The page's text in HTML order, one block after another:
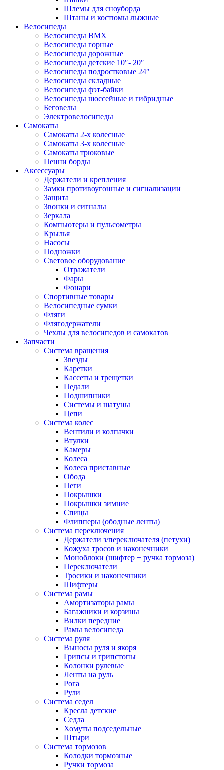
Шлемы для сноуборда
Штаны и костюмы лыжные
Велосипеды
Велосипеды BMX
Велосипеды горные
Велосипеды дорожные
Велосипеды детские 10″- 20″
Велосипеды подростковые 24″
Велосипеды складные
Велосипеды фэт-байки
Велосипеды шоссейные и гибридные
Беговелы
Электровелосипеды
Самокаты
Самокаты 2-х колесные
Самокаты 3-х колесные
Самокаты трюковые
Пенни борды
Аксессуары
Держатели и крепления
Замки противоугонные и сигнализации
Защита
Звонки и сигналы
Зеркала
Компьютеры и пульсометры
Крылья
Насосы
Подножки
Световое оборудование
Отражатели
Фары
Фонари
Спортивные товары
Велосипедные сумки
Фляги
Флягодержатели
Чехлы для велосипедов и самокатов
Запчасти
Система вращения
Звезды
Каретки
Кассеты и трещетки
Педали
Подшипники
Системы и шатуны
Цепи
Система колес
Вентили и колпачки
Втулки
Камеры
Колеса
Колеса приставные
Обода
Пеги
Покрышки
Покрышки зимние
Спицы
Флипперы (ободные ленты)
Система переключения
Держатели з/переключателя (петухи)
Кожуха тросов и наконечники
Моноблоки (шифтер + ручка тормоза)
Переключатели
Тросики и наконечники
Шифтеры
Система рамы
Амортизаторы рамы
Багажники и корзины
Вилки передние
Рамы велосипеда
Система руля
Выносы руля и якоря
Грипсы и грипстопы
Колонки рулевые
Ленты на руль
Рога
Рули
Система седел
Кресла детские
Седла
Хомуты подседельные
Штыри
Система тормозов
Колодки тормозные
Ручки тормоза